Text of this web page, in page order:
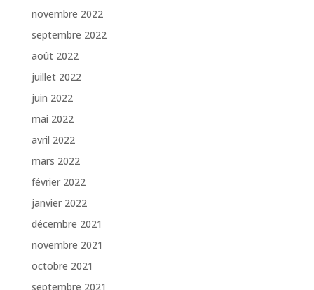
novembre 2022
septembre 2022
août 2022
juillet 2022
juin 2022
mai 2022
avril 2022
mars 2022
février 2022
janvier 2022
décembre 2021
novembre 2021
octobre 2021
septembre 2021